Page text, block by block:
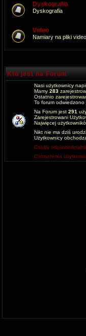
Dyskografia
Dyskografia
Video
Namiary na pliki video
Kto jest na Forum
Nasi użytkownicy
Mamy 283
Ostatnio
To forum odwiedzono
Na Forum jest 291
Zarejestrowani
Najwięcej
Nikt nie ma dziś
Użytkownicy
Osoby
Ostrzeżenia